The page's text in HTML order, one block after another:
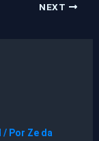
NEXT
/ Por Ze da